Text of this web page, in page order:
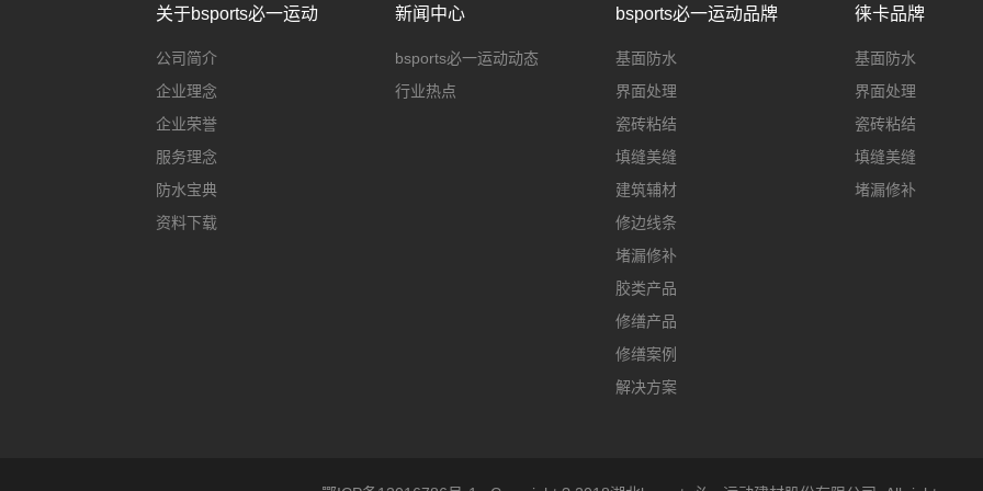
关于bsports必一运动
公司简介
企业理念
企业荣誉
服务理念
防水宝典
资料下载
新闻中心
bsports必一运动动态
行业热点
bsports必一运动品牌
基面防水
界面处理
瓷砖粘结
填缝美缝
建筑辅材
修边线条
堵漏修补
胶类产品
修缮产品
修缮案例
解决方案
徕卡品牌
基面防水
界面处理
瓷砖粘结
填缝美缝
堵漏修补